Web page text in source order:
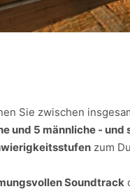
Sie zwischen
und 5 männliche - und
zum
Soundtrack